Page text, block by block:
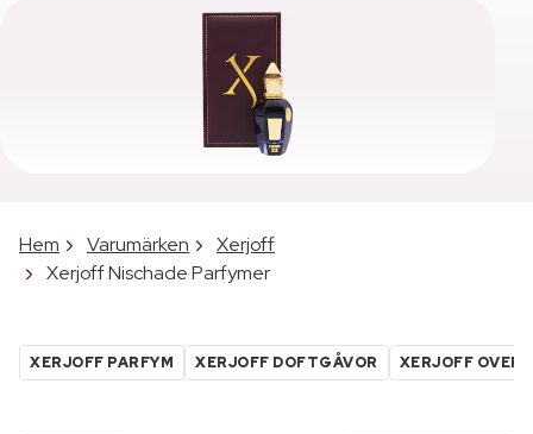
Hem Varumärken
Xerjoff
Xerjoff Nischade Parfymer
XERJOFF PARFYM XERJOFF DOFTGÅVOR XERJOFF OVER